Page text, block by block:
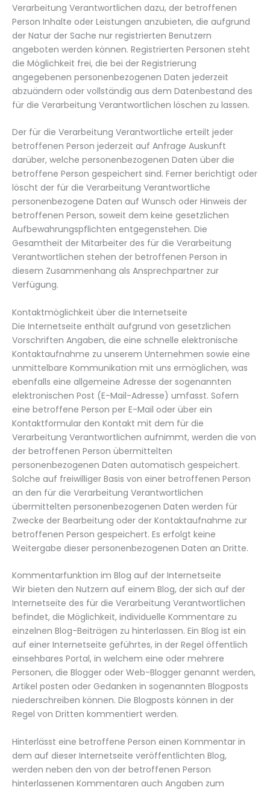
Verarbeitung Verantwortlichen dazu, der betroffenen
Person Inhalte oder Leistungen anzubieten, die aufgrund
der Natur der Sache nur registrierten Benutzern
angeboten werden können. Registrierten Personen steht
die Möglichkeit frei, die bei der Registrierung
angegebenen personenbezogenen Daten jederzeit
abzuändern oder vollständig aus dem Datenbestand des
für die Verarbeitung Verantwortlichen löschen zu lassen.
Der für die Verarbeitung Verantwortliche erteilt jeder
betroffenen Person jederzeit auf Anfrage Auskunft
darüber, welche personenbezogenen Daten über die
betroffene Person gespeichert sind. Ferner berichtigt oder
löscht der für die Verarbeitung Verantwortliche
personenbezogene Daten auf Wunsch oder Hinweis der
betroffenen Person, soweit dem keine gesetzlichen
Aufbewahrungspflichten entgegenstehen. Die
Gesamtheit der Mitarbeiter des für die Verarbeitung
Verantwortlichen stehen der betroffenen Person in
diesem Zusammenhang als Ansprechpartner zur
Verfügung.
Kontaktmöglichkeit über die Internetseite
Die Internetseite enthält aufgrund von gesetzlichen
Vorschriften Angaben, die eine schnelle elektronische
Kontaktaufnahme zu unserem Unternehmen sowie eine
unmittelbare Kommunikation mit uns ermöglichen, was
ebenfalls eine allgemeine Adresse der sogenannten
elektronischen Post (E-Mail-Adresse) umfasst. Sofern
eine betroffene Person per E-Mail oder über ein
Kontaktformular den Kontakt mit dem für die
Verarbeitung Verantwortlichen aufnimmt, werden die von
der betroffenen Person übermittelten
personenbezogenen Daten automatisch gespeichert.
Solche auf freiwilliger Basis von einer betroffenen Person
an den für die Verarbeitung Verantwortlichen
übermittelten personenbezogenen Daten werden für
Zwecke der Bearbeitung oder der Kontaktaufnahme zur
betroffenen Person gespeichert. Es erfolgt keine
Weitergabe dieser personenbezogenen Daten an Dritte.
Kommentarfunktion im Blog auf der Internetseite
Wir bieten den Nutzern auf einem Blog, der sich auf der
Internetseite des für die Verarbeitung Verantwortlichen
befindet, die Möglichkeit, individuelle Kommentare zu
einzelnen Blog-Beiträgen zu hinterlassen. Ein Blog ist ein
auf einer Internetseite geführtes, in der Regel öffentlich
einsehbares Portal, in welchem eine oder mehrere
Personen, die Blogger oder Web-Blogger genannt werden,
Artikel posten oder Gedanken in sogenannten Blogposts
niederschreiben können. Die Blogposts können in der
Regel von Dritten kommentiert werden.
Hinterlässt eine betroffene Person einen Kommentar in
dem auf dieser Internetseite veröffentlichten Blog,
werden neben den von der betroffenen Person
hinterlassenen Kommentaren auch Angaben zum